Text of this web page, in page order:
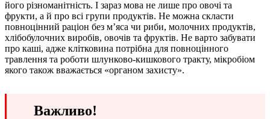
його різноманітність. І зараз мова не лише про овочі та
фрукти, а й про всі групи продуктів. Не можна скласти
повноцінний раціон без м’яса чи риби, молочних продуктів,
хлібобулочних виробів, овочів та фруктів. Не варто забувати
про каші, адже клітковина потрібна для повноцінного
травлення та роботи шлунково-кишкового тракту, мікробіом
якого також вважається «органом захисту».
Важливо!